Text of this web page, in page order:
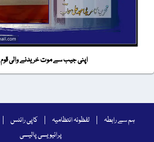
اپنی جیب سے موت خریدنے والی قوم
ہم سے رابطہ لفظونہ انتظامیہ کاپی رائٹس
پرائیویسی پالیسی